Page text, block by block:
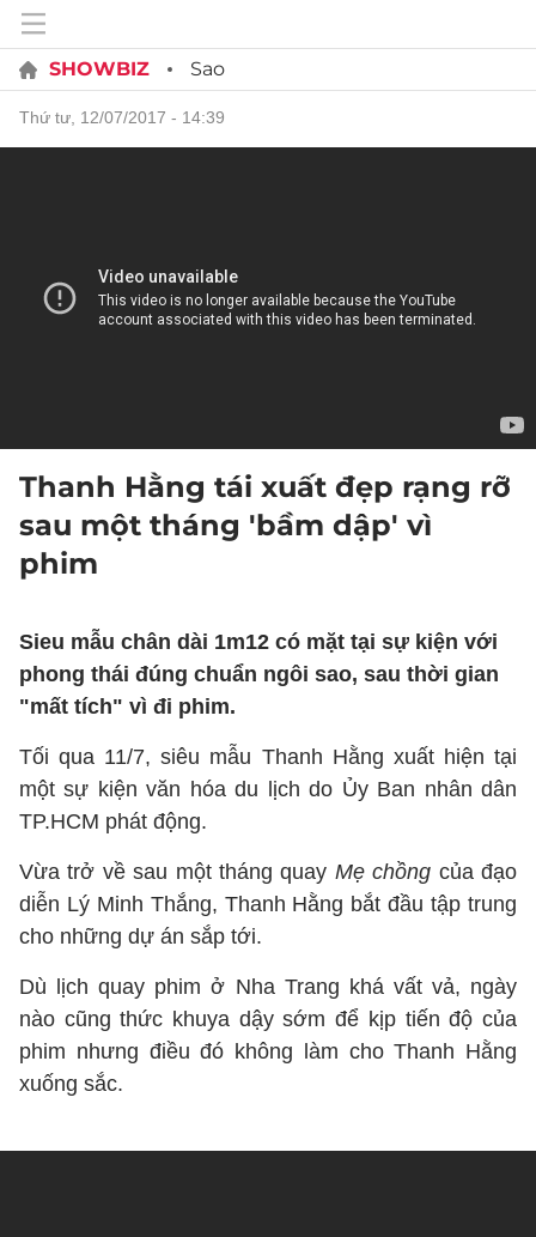
SHOWBIZ Sao
thứ tư, 12/07/2017 - 14:39
Thanh Hằng tái xuất đẹp rạng rỡ
sau một tháng 'bầm dập' vì
phim
Sieu mẫu chân dài 1m12 có mặt tại sự kiện với
phong thái đúng chuẩn ngôi sao, sau thời gian
"mất tích" vì đi phim.
Tối qua 11/7, siêu mẫu Thanh Hằng xuất hiện tại
một sự kiện văn hóa du lịch do Ủy Ban nhân dân
TP.HCM phát động.
Vừa trở về sau một tháng quay Mẹ chồng của đạo
diễn Lý Minh Thắng, Thanh Hằng bắt đầu tập trung
cho những dự án sắp tới.
Dù lịch quay phim ở Nha Trang khá vất vả, ngày
nào cũng thức khuya dậy sớm để kịp tiến độ của
phim nhưng điều đó không làm cho Thanh Hằng
xuống sắc.